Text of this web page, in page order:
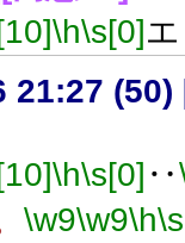
\h\s[0]
21:27 (50)
\h\s[0] ‥
\w9\w9\h